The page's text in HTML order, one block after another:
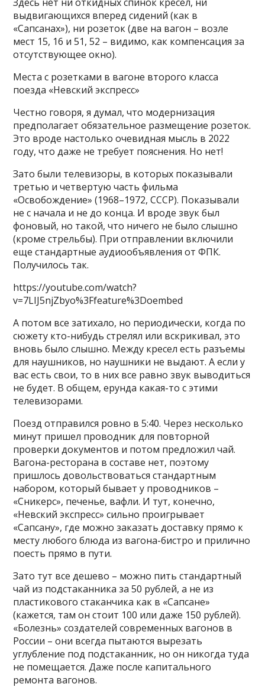
выдвигающихся вперед сидений (как в
«Сапсанах»), ни розеток (две на вагон – возле
мест 15, 16 и 51, 52 – видимо, как компенсация за
отсутствующее окно).
Места с розетками в вагоне второго класса
поезда «Невский экспресс»
Честно говоря, я думал, что модернизация
предполагает обязательное размещение розеток.
Это вроде настолько очевидная мысль в 2022
году, что даже не требует пояснения. Но нет!
Зато были телевизоры, в которых показывали
третью и четвертую часть фильма
«Освобождение» (1968–1972, СССР). Показывали
не с начала и не до конца. И вроде звук был
фоновый, но такой, что ничего не было слышно
(кроме стрельбы). При отправлении включили
еще стандартные аудиообъявления от ФПК.
Получилось так.
https://youtube.com/watch?
v=7LIJ5njZbyo%3Ffeature%3Doembed
А потом все затихало, но периодически, когда по
сюжету кто-нибудь стрелял или вскрикивал, это
вновь было слышно. Между кресел есть разъемы
для наушников, но наушники не выдают. А если у
вас есть свои, то в них все равно звук выводиться
не будет. В общем, ерунда какая-то с этими
телевизорами.
Поезд отправился ровно в 5:40. Через несколько
минут пришел проводник для повторной
проверки документов и потом предложил чай.
Вагона-ресторана в составе нет, поэтому
пришлось довольствоваться стандартным
набором, который бывает у проводников –
«Сникерс», печенье, вафли. И тут, конечно,
«Невский экспресс» сильно проигрывает
«Сапсану», где можно заказать доставку прямо к
месту любого блюда из вагона-бистро и прилично
поесть прямо в пути.
Зато тут все дешево – можно пить стандартный
чай из подстаканника за 50 рублей, а не из
пластикового стаканчика как в «Сапсане»
(кажется, там он стоит 100 или даже 150 рублей).
«Болезнь» создателей современных вагонов в
России – они всегда пытаются вырезать
углубление под подстаканник, но он никогда туда
не помещается. Даже после капитального
ремонта вагонов.